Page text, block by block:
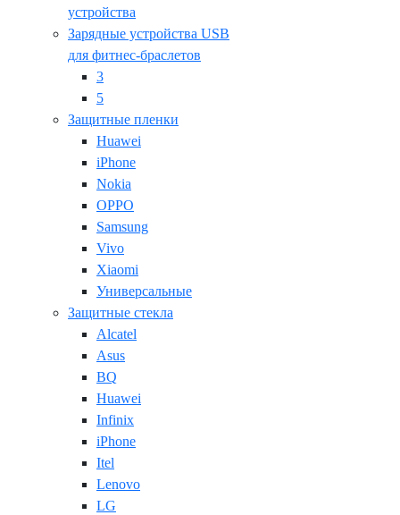
устройства
Зарядные устройства USB
для фитнес-браслетов
3
5
Защитные пленки
Huawei
iPhone
Nokia
OPPO
Samsung
Vivo
Xiaomi
Универсальные
Защитные стекла
Alcatel
Asus
BQ
Huawei
Infinix
iPhone
Itel
Lenovo
LG